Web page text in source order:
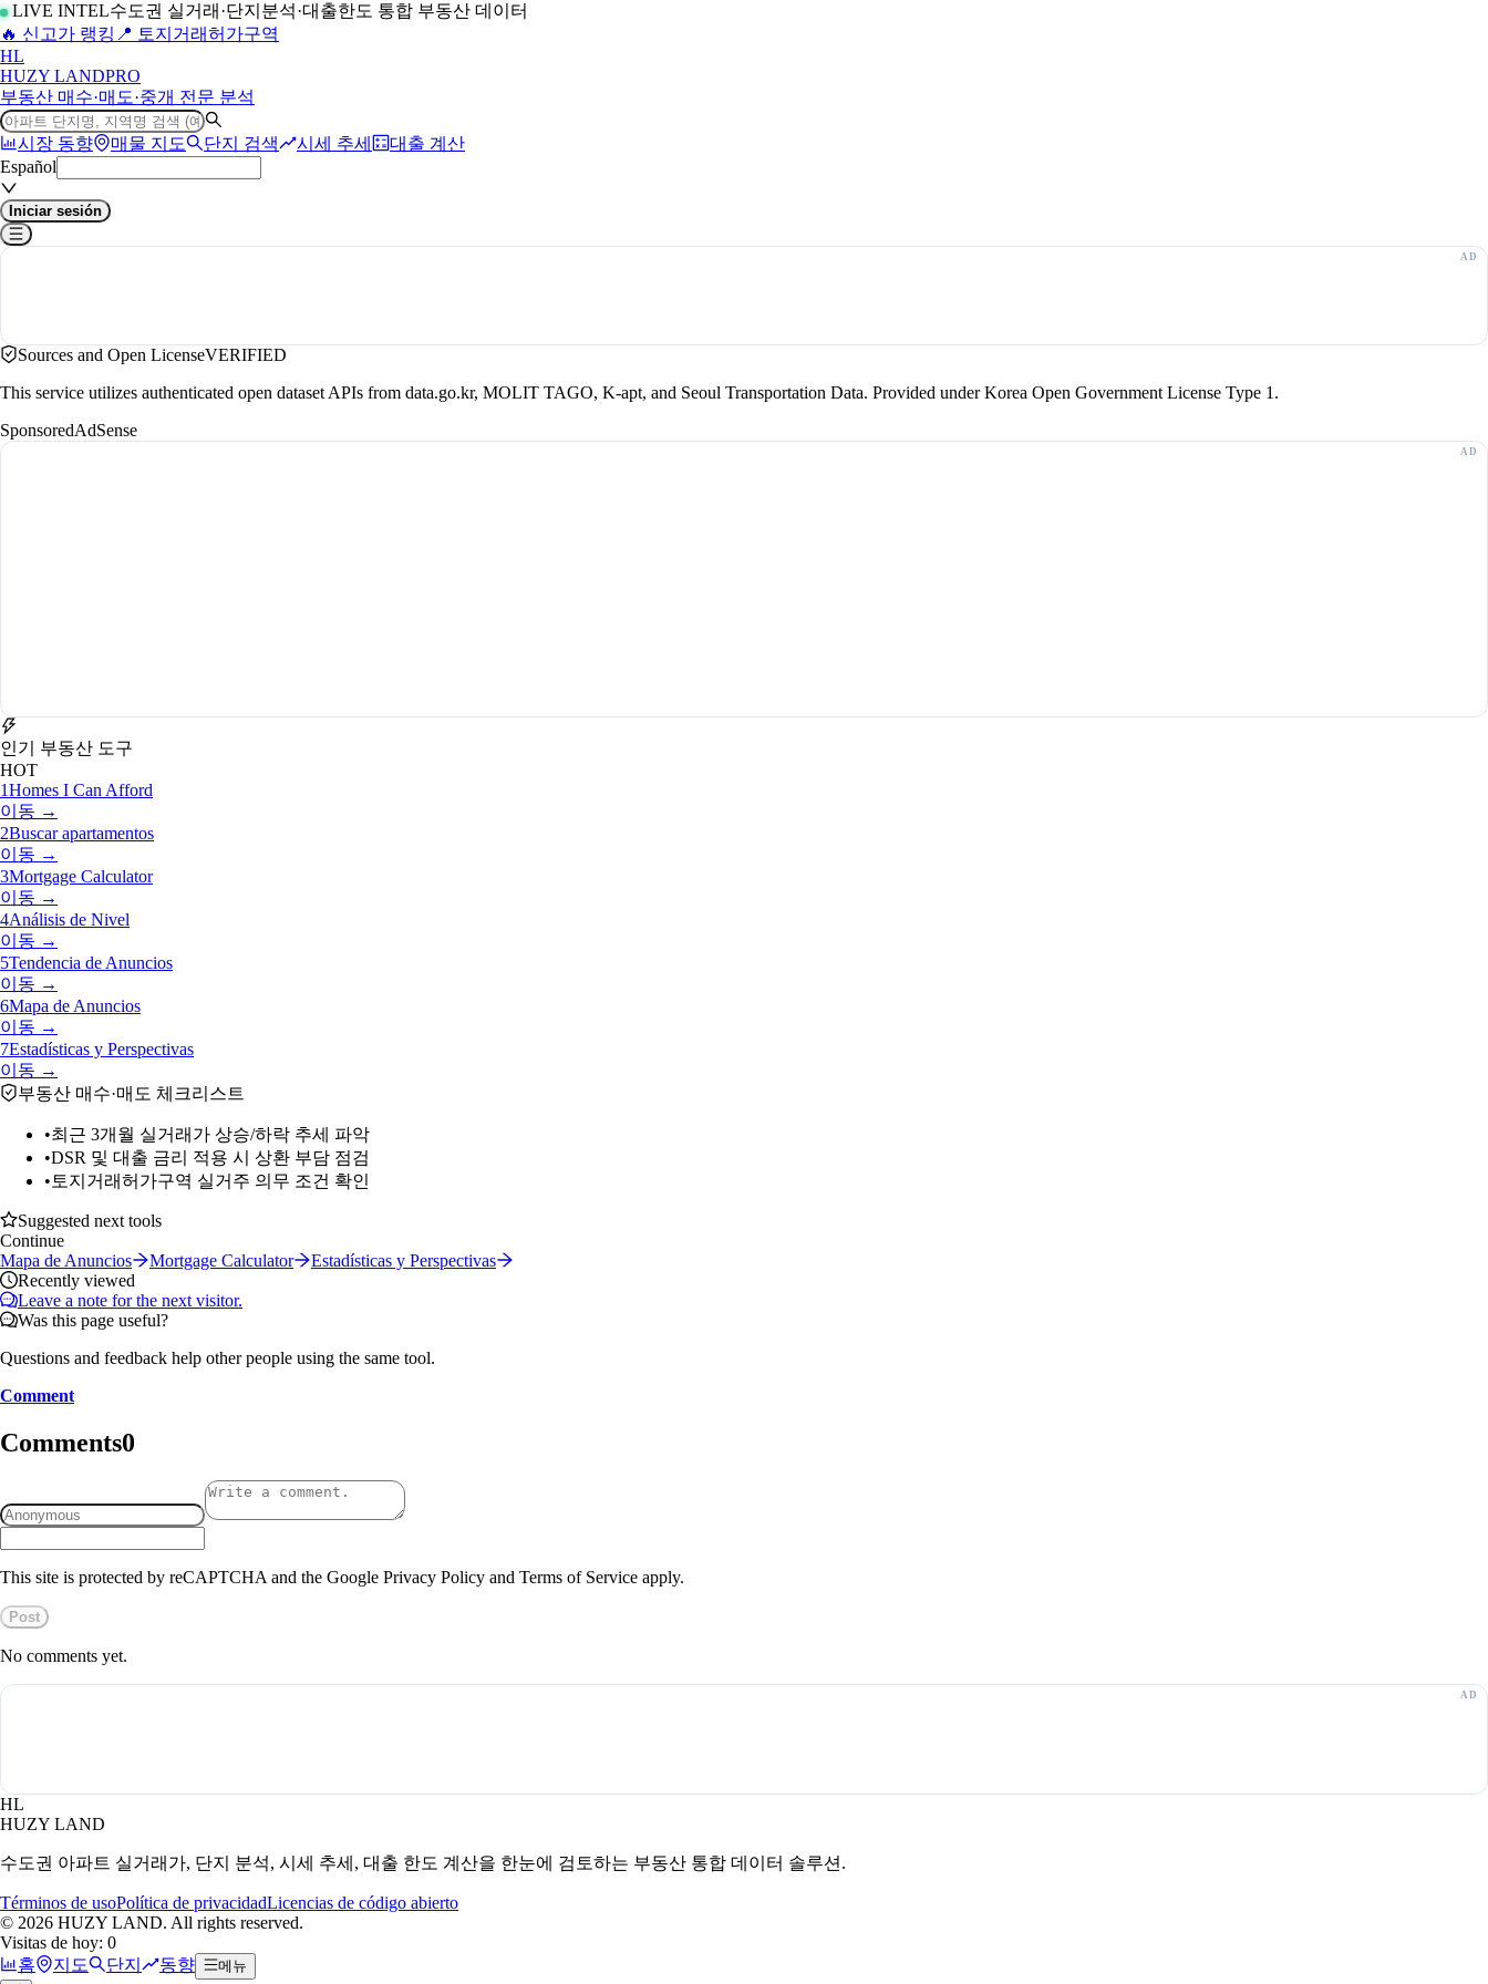
LIVE INTEL수도권 실거래·단지분석·대출한도 통합 부동산 데이터
🔥 신고가 랭킹 📍 토지거래허가구역
HL
HUZY LANDPRO
부동산 매수·매도·중개 전문 분석
시장 동향 매물 지도 단지 검색 시세 추세
대출 계산
Español
Iniciar sesión
Sources and Open LicenseVERIFIED
This service utilizes authenticated open dataset APIs from data.go.kr, MOLIT TAGO, K-apt, and Seoul Transportation Data. Provided under Korea Open Government License Type 1.
SponsoredAdSense
인기 부동산 도구
HOT
1Homes I Can Afford
이동 →
2Buscar apartamentos
이동 →
3Mortgage Calculator
이동 →
4Análisis de Nivel
이동 →
5Tendencia de Anuncios
이동 →
6Mapa de Anuncios
이동 →
7Estadísticas y Perspectivas
이동 →
부동산 매수·매도 체크리스트
•최근 3개월 실거래가 상승/하락 추세 파악
•DSR 및 대출 금리 적용 시 상환 부담 점검
• 토지거래허가구역 실거주 의무 조건 확인
Suggested next tools
Continue
Mapa de Anuncios
Mortgage Calculator
Estadísticas y Perspectivas
Recently viewed
Leave a note for the next visitor.
Was this page useful?
Questions and feedback help other people using the same tool.
Comment
Comments0
This site is protected by reCAPTCHA and the Google Privacy Policy and Terms of Service apply.
Post
No comments yet.
HL
HUZY LAND
수도권 아파트 실거래가, 단지 분석, 시세 추세, 대출 한도 계산을 한눈에 검토하는 부동산 통합 데이터 솔루션.
Términos de usoPolítica de privacidadLicencias de código abierto
© 2026 HUZY LAND. All rights reserved.
Visitas de hoy: 0
홈
지도 단지 동향 메뉴